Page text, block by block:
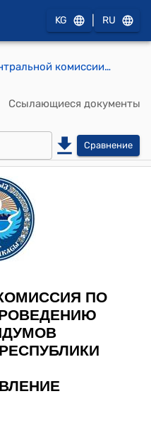
KG RU
Постановление Центральной комиссии по выборам и проведению референдумов КР от 27 мая 2019 года № 73 "О передаче вакантного мандата депутата Жогорку Кенеша Кыргызской Республики"
Ссылающиеся документы
Сравнение